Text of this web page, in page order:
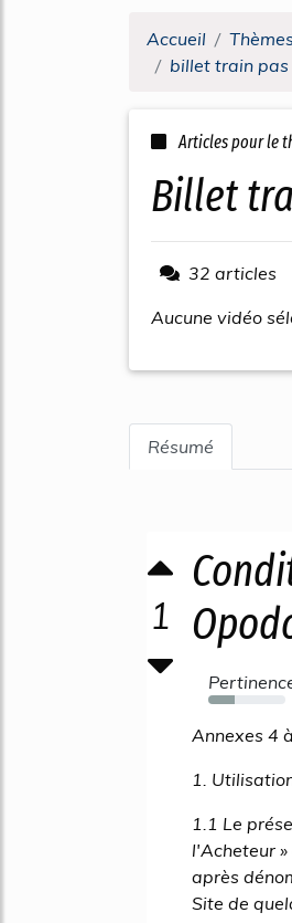
Accueil
billet train pas
Articles pour le
billet
32 articles
Aucune vidéo
Résumé
1
34%
Annexes 4
1.
1.1 Le
l'Acheteur
après
Site de